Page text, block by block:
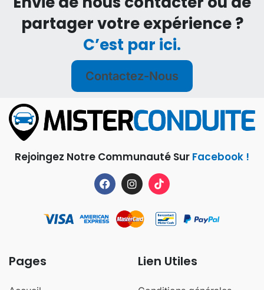
partager votre expérience ?
C’est par ici.
Contactez-Nous
Rejoingez Notre Communauté Sur Facebook !
Pages Lien Utiles